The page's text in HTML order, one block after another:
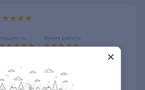
Мощность Время работы
сыну понравился.